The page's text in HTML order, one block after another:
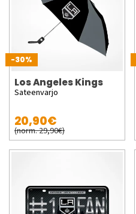
-30%
Los Angeles Kings
Sateenvarjo
20,90€
(norm. 29,90€)